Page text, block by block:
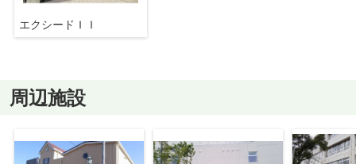
エクシードＩＩ
周辺施設